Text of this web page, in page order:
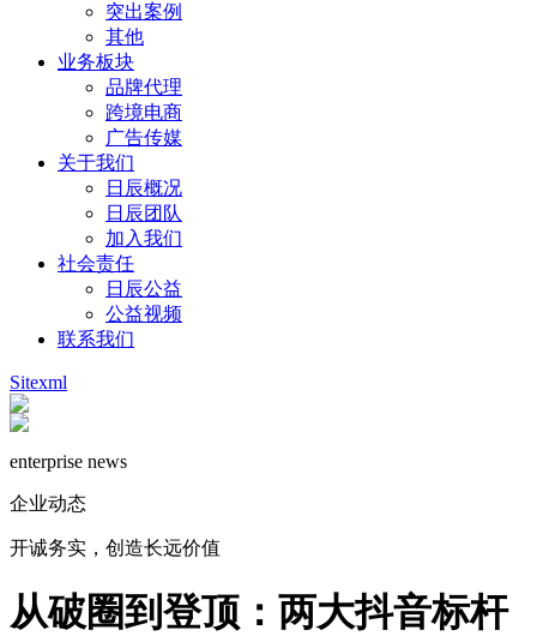
突出案例
其他
业务板块
品牌代理
跨境电商
广告传媒
关于我们
日辰概况
日辰团队
加入我们
社会责任
日辰公益
公益视频
联系我们
Sitexml
enterprise news
企业动态
开诚务实，创造长远价值
从破圈到登顶：两大抖音标杆